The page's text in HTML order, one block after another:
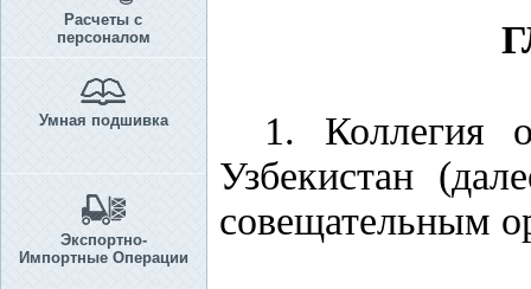
Расчеты с
персоналом
Умная подшивка
Экспортно-
Импортные Операции
1. Коллегия
Узбекистан
совещательным